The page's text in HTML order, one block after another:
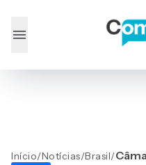
Início/Notícias/Brasil/